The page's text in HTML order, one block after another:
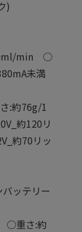
)
min ○
未満
:約76g/1
約120リ
約70リッ
ッテリー
○重さ:約